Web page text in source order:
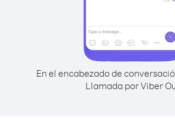
En el encabezado de
Llamada por Viber